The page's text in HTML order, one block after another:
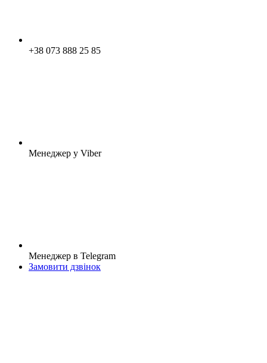
+38 073 888 25 85
Менеджер у Viber
Менеджер в Telegram
Замовити дзвінок